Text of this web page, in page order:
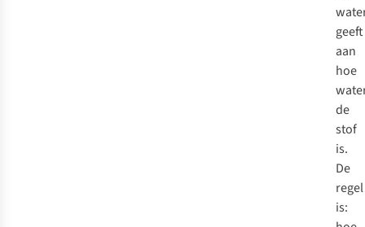
geeft
aan
hoe
de
stof
is.
De
regel
is: